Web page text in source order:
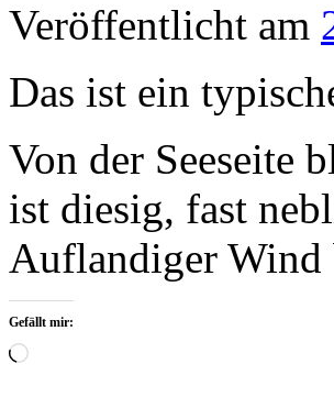
Veröffentlicht am
Das ist ein
Von der Seeseite
ist diesig, fast
Auflandiger
Gefällt mir:
Wird